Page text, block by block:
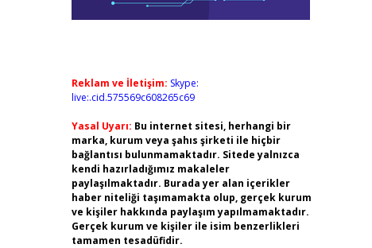
Reklam ve İletişim: Skype:
live:.cid.575569c608265c69
Yasal Uyarı: Bu internet sitesi, herhangi bir
marka, kurum veya şahıs şirketi ile hiçbir
bağlantısı bulunmamaktadır. Sitede yalnızca
kendi hazırladığımız makaleler
paylaşılmaktadır. Burada yer alan içerikler
haber niteliği taşımamakta olup, gerçek kurum
ve kişiler hakkında paylaşım yapılmamaktadır.
Gerçek kurum ve kişiler ile isim benzerlikleri
tamamen tesadüfidir.